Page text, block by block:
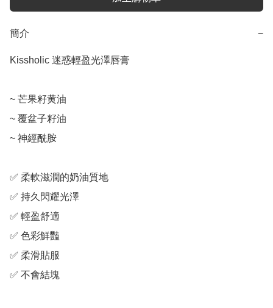
簡介 −
Kissholic 迷惑輕盈光澤唇膏
~ 芒果籽黄油
~ 覆盆子籽油
~ 神經酰胺
✅ 柔軟滋潤的奶油質地
✅ 持久閃耀光澤
✅ 輕盈舒適
✅ 色彩鮮豔
✅ 柔滑貼服
✅ 不會結塊